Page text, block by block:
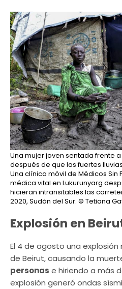
Una mujer joven sentada frente
después de que las fuertes
Una clínica móvil de Médicos Sin
médica vital en Lukurunyarg
hicieran intransitables las
2020, Sudán del Sur. © Tetiana
Explosión en
El 4 de agosto una
de Beirut, causando la
personas e hiriendo a más
explosión generó ondas